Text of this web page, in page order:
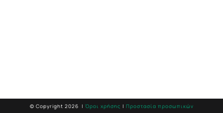
© Copyright 2026 | Όροι χρήσης | Προστασία προσωπικών